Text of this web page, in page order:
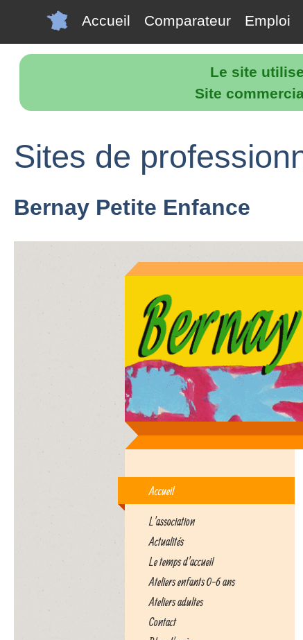
Le site
Site
Accueil Comparateur Emploi
Sites de
Bernay Petite Enfance